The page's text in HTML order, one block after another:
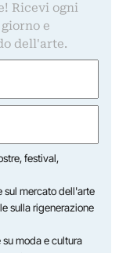
Ricevi ogni
e
dell'arte.
festival,
sul mercato dell'arte
sulla rigenerazione
moda e cultura